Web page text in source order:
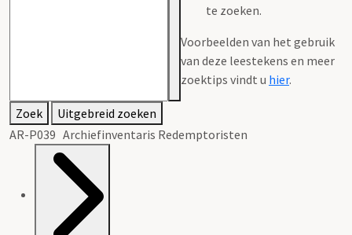
te zoeken.
Voorbeelden van het gebruik
van deze leestekens en meer
zoektips vindt u hier.
Zoek
Uitgebreid zoeken
AR-P039 Archiefinventaris Redemptoristen